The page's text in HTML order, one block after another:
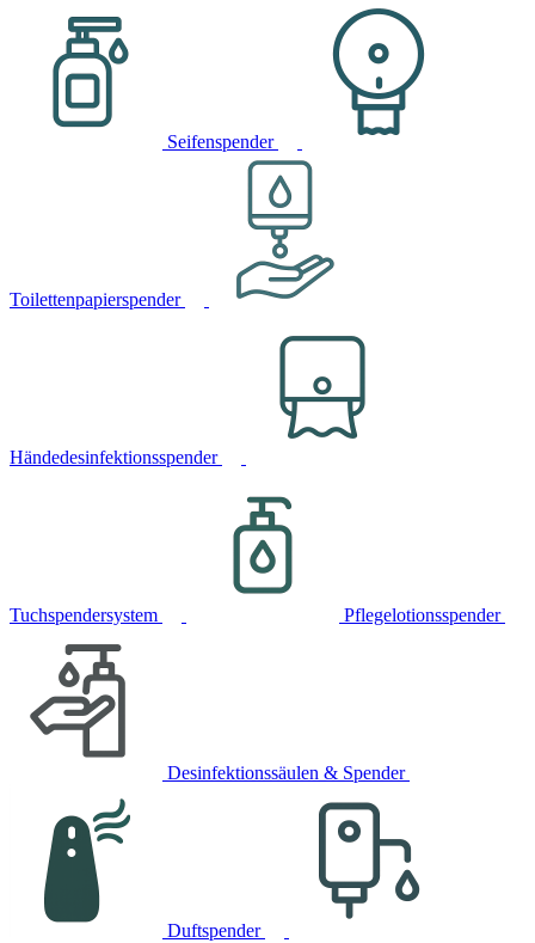
Seifenspender
Toilettenpapierspender
Händedesinfektionsspender
Tuchspendersystem Pflegelotionsspender
Desinfektionssäulen & Spender
Duftspender